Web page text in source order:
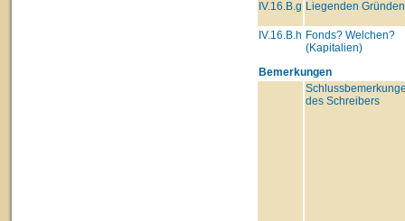
IV.16.B.g Liegenden
IV.16.B.h Fonds? Welchen?
(Kapitalien)
Bemerkungen
des Schreibers